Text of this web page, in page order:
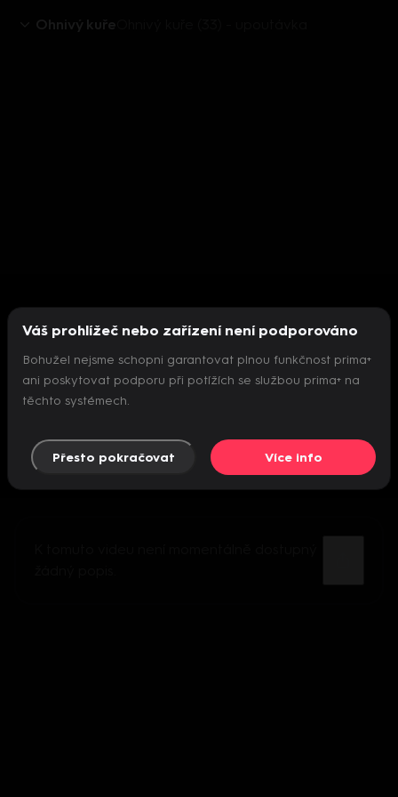
Ohnivý kuře
Nepodařilo se inicializovat přehrávač
Váš prohlížeč nebo zařízení není podporováno
Bohužel nejsme schopni garantovat plnou funkčnost prima+
ani poskytovat podporu při potížích se službou prima+ na
těchto systémech.
Přesto pokračovat Více info